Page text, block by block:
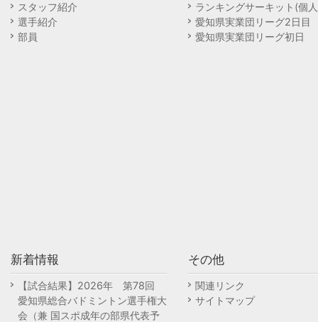
スタッフ紹介
選手紹介
部員
ランキングサーキット(個
愛知県実業団リーグ2日目
愛知県実業団リーグ初日
新着情報
【試合結果】2026年 第78回
愛知県総合バドミントン選手権大
会（兼 国スポ成年の部県代表予
その他
関連リンク
サイトマップ